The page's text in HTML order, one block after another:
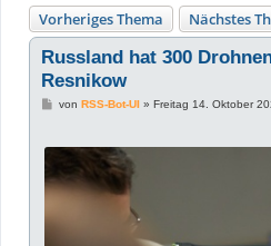
Vorheriges Thema Nächstes
Russland hat 300
Resnikow
B
g
von RSS-Bot-UI» Freitag 14. Oktober